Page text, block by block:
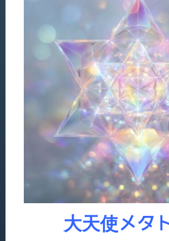
大天使メタ